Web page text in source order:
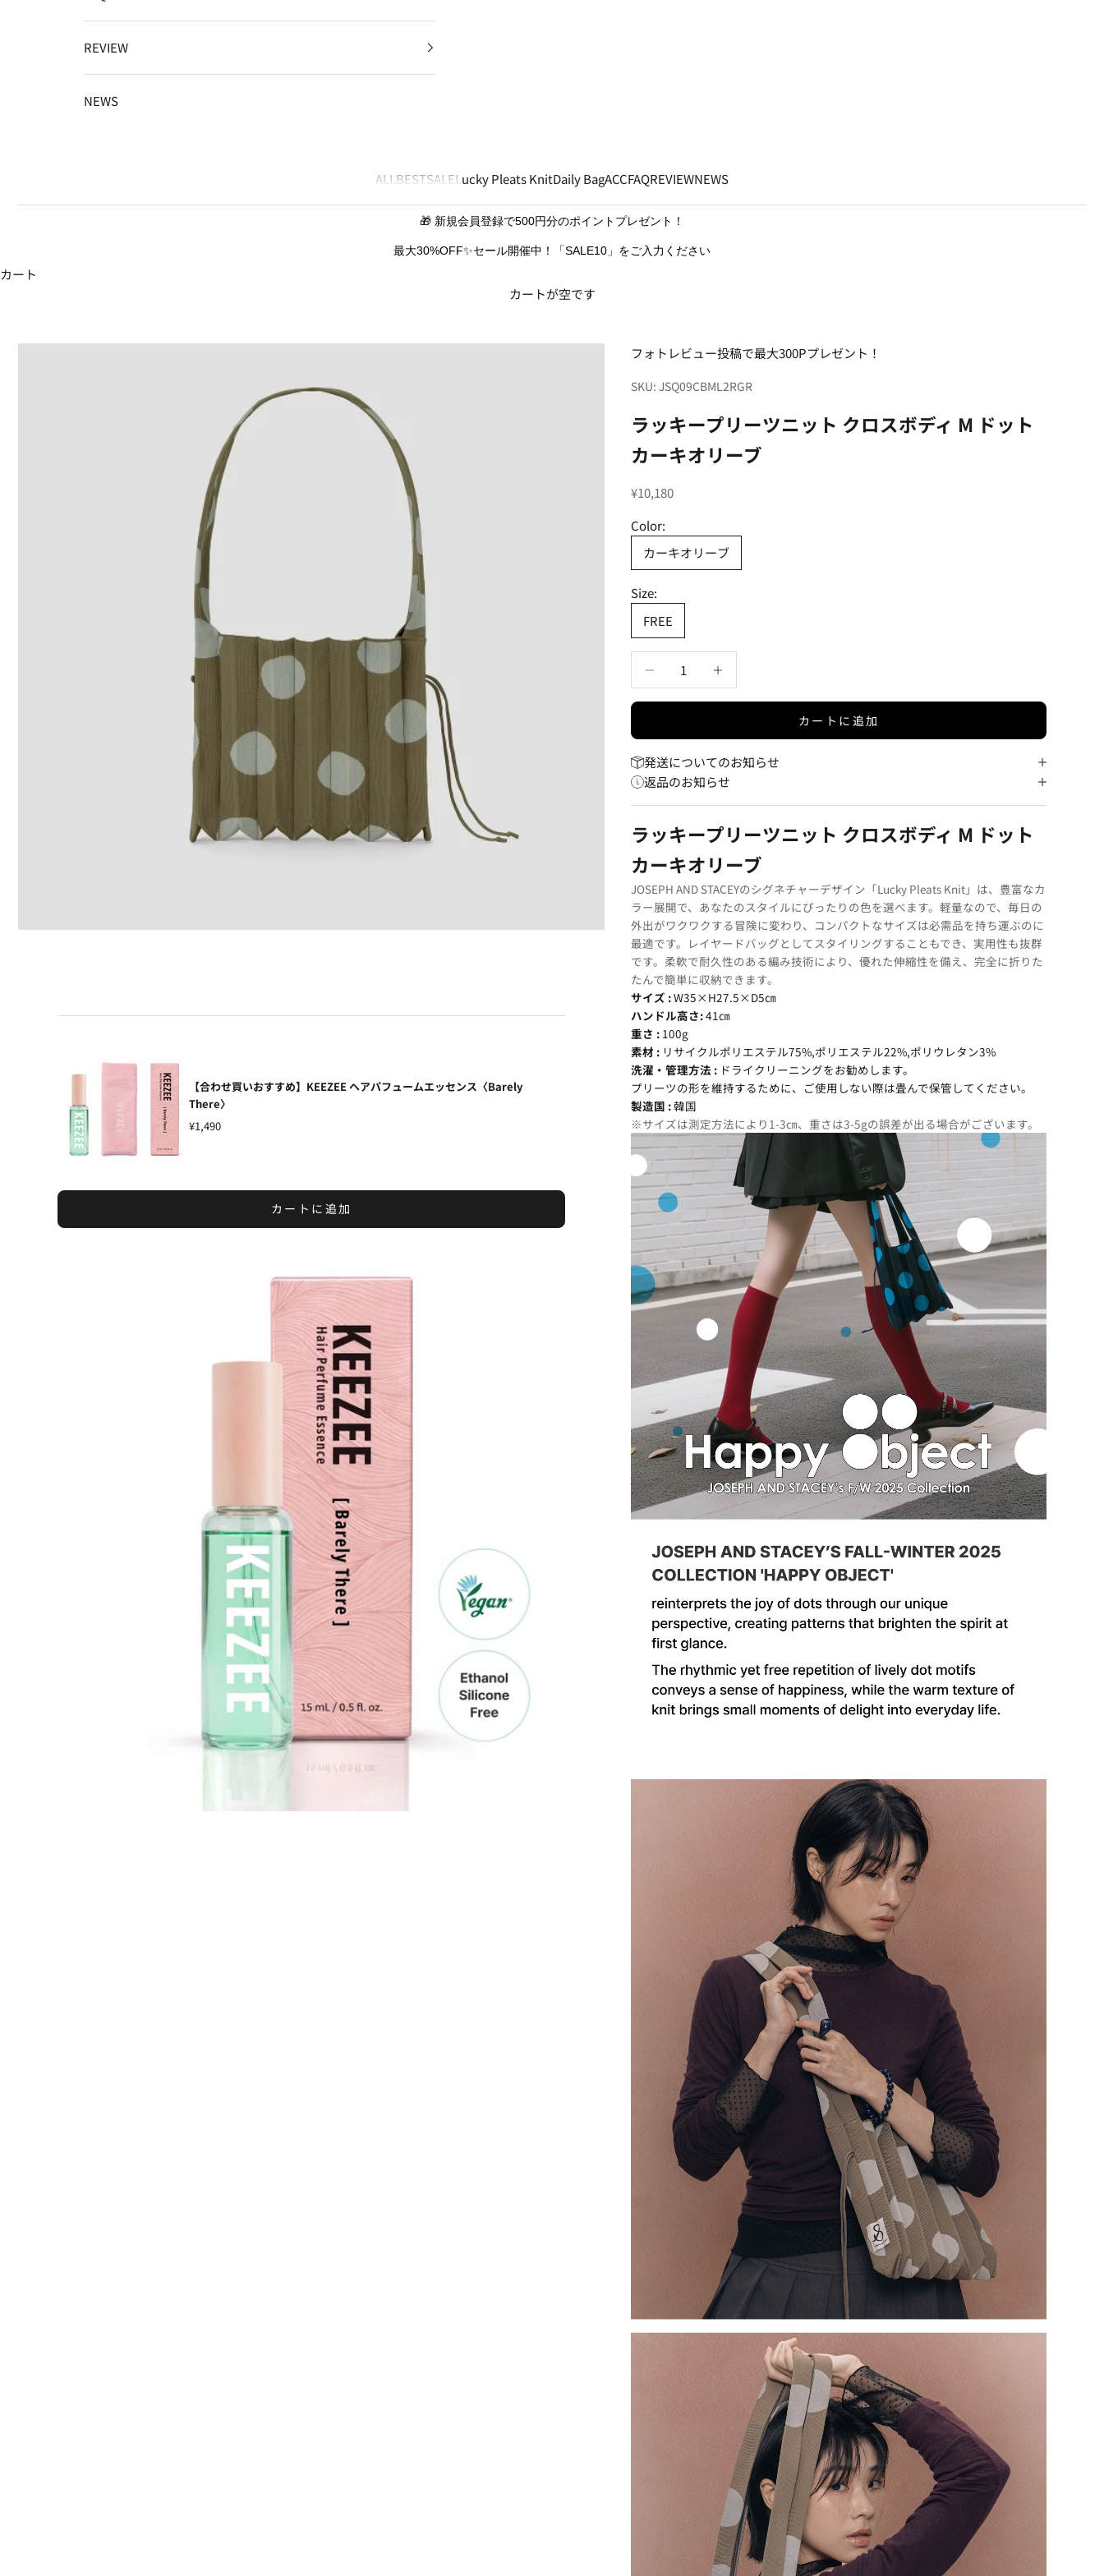
ALL BESTSALELucky Pleats KnitDaily BagACCFAQREVIEWNEWS
REVIEW
NEWS
🎁 新規会員登録で500円分のポイントプレゼント！
最大30%OFF✨セール開催中！「SALE10」をご入力ください
カート
カートが空です
フォトレビュー投稿で最大300Pプレゼント！
SKU: JSQ09CBML2RGR
ラッキープリーツニット クロスボディ M ドット
カーキオリーブ
セール価格
¥10,180
Color:
カーキオリーブ
Size:
FREE
カートに追加
発送についてのお知らせ
返品のお知らせ
ラッキープリーツニット クロスボディ M ドット
カーキオリーブ
JOSEPH AND STACEYのシグネチャーデザイン「Lucky Pleats Knit」は、豊富なカ
ラー展開で、あなたのスタイルにぴったりの色を選べます。軽量なので、毎日の
外出がワクワクする冒険に変わり、コンパクトなサイズは必需品を持ち運ぶのに
最適です。レイヤードバッグとしてスタイリングすることもでき、実用性も抜群
です。柔軟で耐久性のある編み技術により、優れた伸縮性を備え、完全に折りた
たんで簡単に収納できます。
サイズ :W35×H27.5×D5㎝
ハンドル高さ:41㎝
重さ : 100g
素材 : リサイクルポリエステル75%,ポリエステル22%,ポリウレタン3%
洗濯・管理方法 : ドライクリーニングをお勧めします。
プリーツの形を維持するために、ご使用しない際は畳んで保管してください。
製造国 :韓国
※サイズは測定方法により1-3㎝、重さは3-5gの誤差が出る場合がございます。
【合わせ買いおすすめ】KEEZEE ヘアパフュームエッセンス〈Barely
There〉
¥1,490
カートに追加